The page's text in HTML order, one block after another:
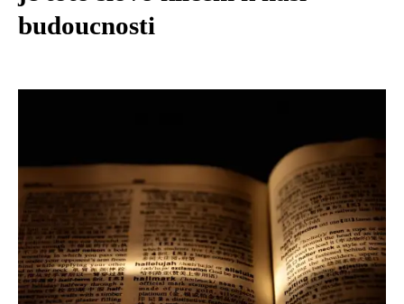
budoucnosti